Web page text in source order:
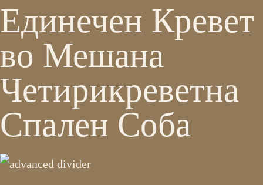
Единечен Кревет
во Мешана
Четирикреветна
Спален Соба